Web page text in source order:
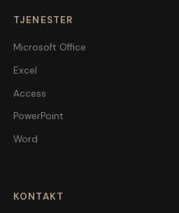
TJENESTER
Microsoft Office
Excel
Access
PowerPoint
Word
KONTAKT